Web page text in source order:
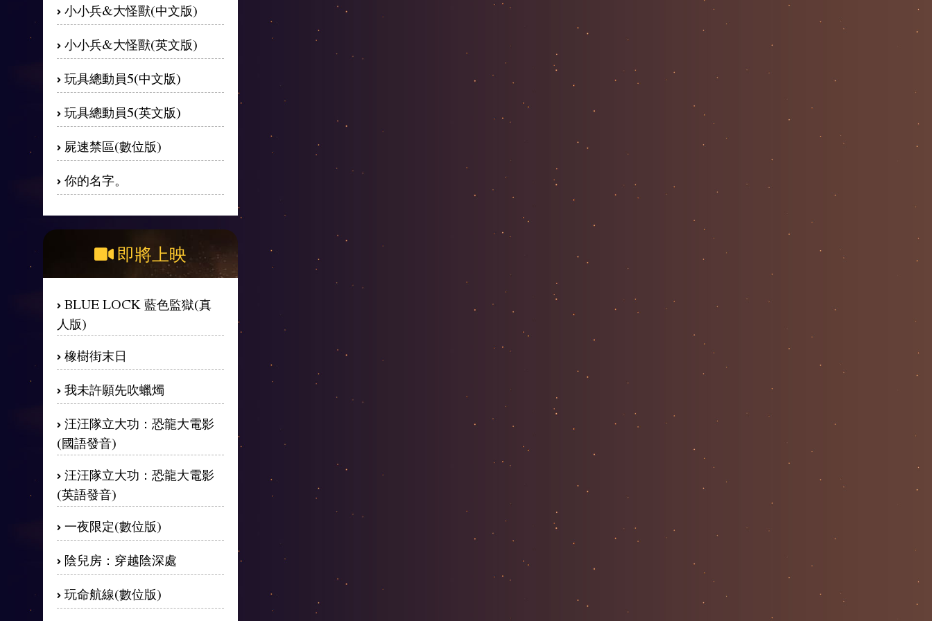
小小兵&大怪獸(中文版)
小小兵&大怪獸(英文版)
玩具總動員5(中文版)
玩具總動員5(英文版)
屍速禁區(數位版)
你的名字。
即將上映
BLUE LOCK 藍色監獄(真
人版)
橡樹街末日
我未許願先吹蠟燭
汪汪隊立大功：恐龍大電影
(國語發音)
汪汪隊立大功：恐龍大電影
(英語發音)
一夜限定(數位版)
陰兒房：穿越陰深處
玩命航線(數位版)